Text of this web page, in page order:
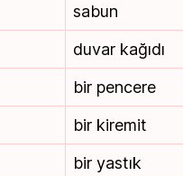
sabun
duvar kağıdı
bir pencere
bir kiremit
bir yastık